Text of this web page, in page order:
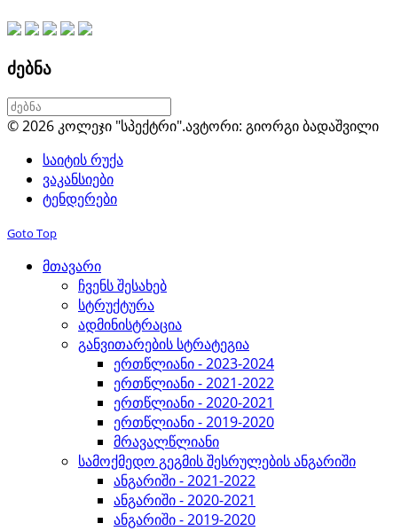
ძებნა
© 2026 კოლეჯი "სპექტრი".ავტორი: გიორგი ბადაშვილი
საიტის რუქა
ვაკანსიები
ტენდერები
Goto Top
მთავარი
ჩვენს შესახებ
სტრუქტურა
ადმინისტრაცია
განვითარების სტრატეგია
ერთწლიანი - 2023-2024
ერთწლიანი - 2021-2022
ერთწლიანი - 2020-2021
ერთწლიანი - 2019-2020
მრავალწლიანი
სამოქმედო გეგმის შესრულების ანგარიში
ანგარიში - 2021-2022
ანგარიში - 2020-2021
ანგარიში - 2019-2020